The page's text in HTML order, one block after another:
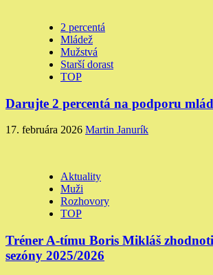
2 percentá
Mládež
Mužstvá
Starší dorast
TOP
Darujte 2 percentá na podporu
17. februára 2026 Martin Janurík
Aktuality
Muži
Rozhovory
TOP
Tréner A-tímu Boris Mikláš
sezóny 2025/2026